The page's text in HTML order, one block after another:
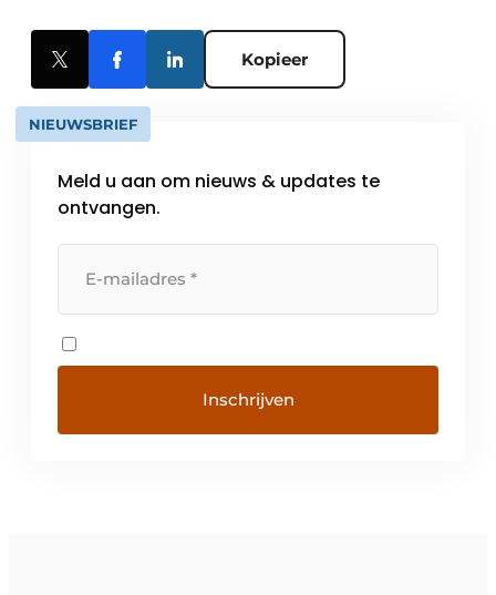
Kopieer
NIEUWSBRIEF
Meld u aan om nieuws & updates te
ontvangen.